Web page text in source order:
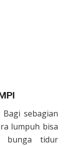
sebagian
lumpuh bisa
bunga tidur